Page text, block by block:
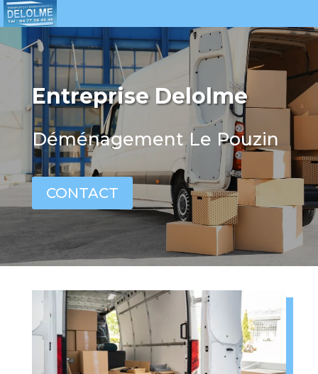
Entreprise Delolme
Déménagement Le Pouzin
CONTACT